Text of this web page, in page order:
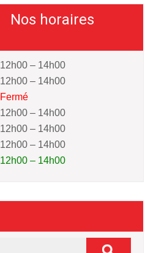
Nos horaires
12h00 – 14h00
12h00 – 14h00
Fermé
12h00 – 14h00
12h00 – 14h00
12h00 – 14h00
12h00 – 14h00